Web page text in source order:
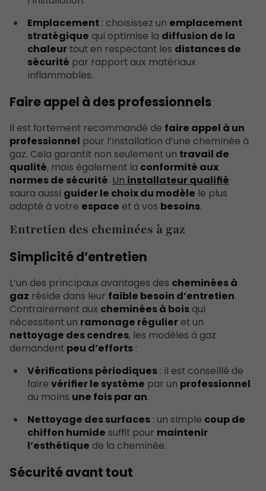
Emplacement: choisissez un emplacement
stratégique qui optimise la diffusion de la
chaleurtout en respectant les distances de
sécurité par rapport aux matériaux
inflammables.
Faire appel à des professionnels
Il est fortement recommandé de faire appel à un
professionnel pour l’installation d’une cheminée à
gaz. Cela garantit non seulement un travail de
qualité, mais également la conformité aux
normes de sécurité. Un installateur qualifié
saura aussi guider le choix du modèle le plus
adapté à votre espace et à vos besoins.
Entretien des cheminées à gaz
Simplicité d’entretien
L’un des principaux avantages des cheminées à
gaz réside dans leur faible besoin d’entretien.
Contrairement aux cheminées à bois qui
nécessitent un ramonage régulier et un
nettoyage des cendres, les modèles à gaz
demandent peu d’efforts :
Vérifications périodiques: il est conseillé de
faire vérifier le système par un professionnel
au moins une fois par an.
Nettoyage des surfaces: un simple coup de
chiffon humide suffit pour maintenir
l’esthétique de la cheminée.
Sécurité avant tout